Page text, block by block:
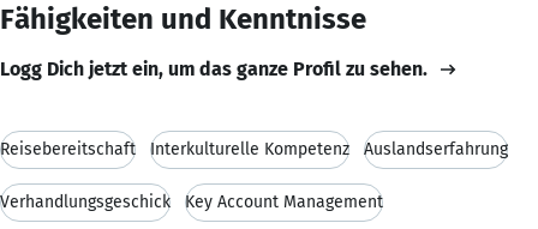
Fähigkeiten und Kenntnisse
Logg Dich jetzt ein, um das ganze Profil zu sehen.
Reisebereitschaft Interkulturelle Kompetenz Auslandserfahrung
Verhandlungsgeschick Key Account Management